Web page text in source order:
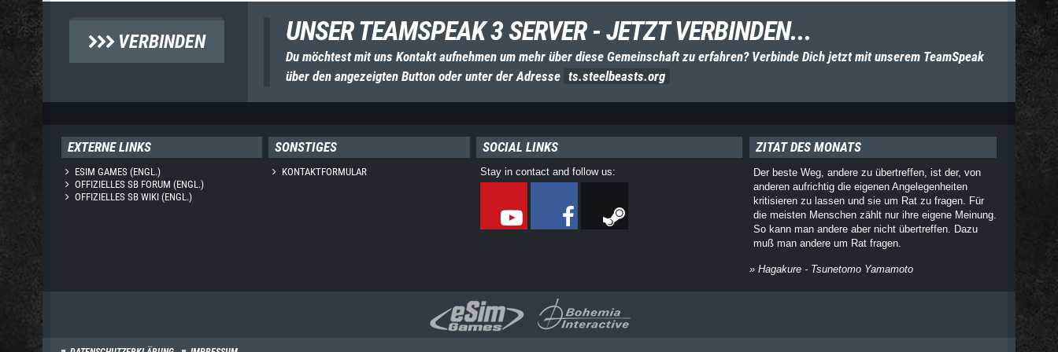
VERBINDEN UNSER TEAMSPEAK 3 SERVER - JETZT VERBINDEN...
Du möchtest mit uns Kontakt aufnehmen um mehr über diese Gemeinschaft zu erfahren? Verbinde Dich jetzt mit unserem TeamSpeak
über den angezeigten Button oder unter der Adresse ts.steelbeasts.org
EXTERNE LINKS
ESIM GAMES (ENGL.)
OFFIZIELLES SB FORUM (ENGL.)
OFFIZIELLES SB WIKI (ENGL.)
SONSTIGES
KONTAKTFORMULAR
SOCIAL LINKS
Stay in contact and follow us:
ZITAT DES MONATS
Der beste Weg, andere zu übertreffen, ist der, von
anderen aufrichtig die eigenen Angelegenheiten
kritisieren zu lassen und sie um Rat zu fragen. Für
die meisten Menschen zählt nur ihre eigene Meinung.
So kann man andere aber nicht übertreffen. Dazu
muß man andere um Rat fragen.
» Hagakure - Tsunetomo Yamamoto